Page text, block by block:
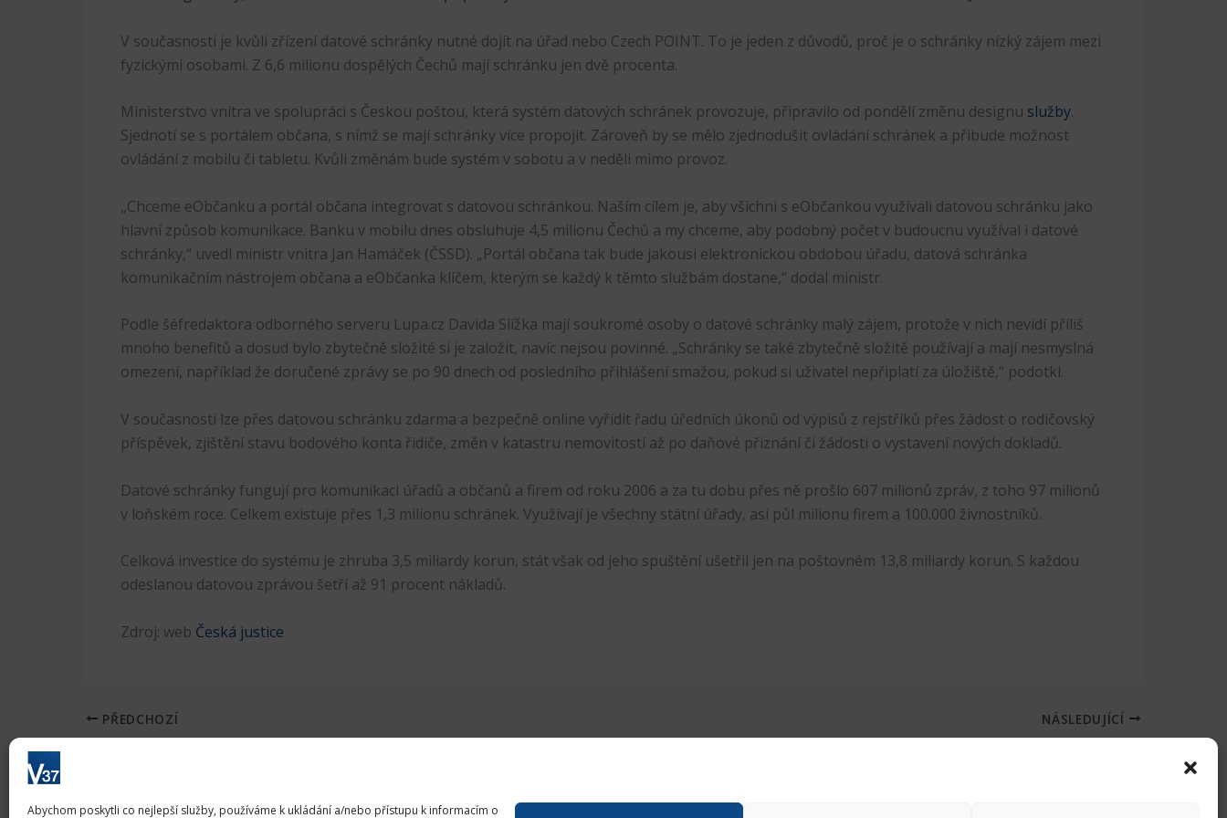
Abychom poskytli co nejlepší služby, používáme k ukládání a/nebo přístupu k informacím o
V současnosti je kvůli zřízení datové schránky nutné dojít na úřad nebo Czech POINT. To je jeden z důvodů, proč je o schránky nízký zájem mezi
fyzickými osobami. Z 6,6 milionu dospělých Čechů mají schránku jen dvě procenta.
Ministerstvo vnitra ve spolupráci s Českou poštou, která systém datových schránek provozuje, připravilo od pondělí změnu designu služby.
Sjednotí se s portálem občana, s nímž se mají schránky více propojit. Zároveň by se mělo zjednodušit ovládání schránek a přibude možnost
ovládání z mobilu či tabletu. Kvůli změnám bude systém v sobotu a v neděli mimo provoz.
„Chceme eObčanku a portál občana integrovat s datovou schránkou. Naším cílem je, aby všichni s eObčankou využívali datovou schránku jako
hlavní způsob komunikace. Banku v mobilu dnes obsluhuje 4,5 milionu Čechů a my chceme, aby podobný počet v budoucnu využíval i datové
schránky,“ uvedl ministr vnitra Jan Hamáček (ČSSD). „Portál občana tak bude jakousi elektronickou obdobou úřadu, datová schránka
komunikačním nástrojem občana a eObčanka klíčem, kterým se každý k těmto službám dostane,“ dodal ministr.
Podle šéfredaktora odborného serveru Lupa.cz Davida Slížka mají soukromé osoby o datové schránky malý zájem, protože v nich nevidí příliš
mnoho benefitů a dosud bylo zbytečně složité si je založit, navíc nejsou povinné. „Schránky se také zbytečně složitě používají a mají nesmyslná
omezení, například že doručené zprávy se po 90 dnech od posledního přihlášení smažou, pokud si uživatel nepřiplatí za úložiště,“ podotkl.
V současnosti lze přes datovou schránku zdarma a bezpečně online vyřídit řadu úředních úkonů od výpisů z rejstříků přes žádost o rodičovský
příspěvek, zjištění stavu bodového konta řidiče, změn v katastru nemovitostí až po daňové přiznání či žádosti o vystavení nových dokladů.
Datové schránky fungují pro komunikaci úřadů a občanů a firem od roku 2006 a za tu dobu přes ně prošlo 607 milionů zpráv, z toho 97 milionů
v loňském roce. Celkem existuje přes 1,3 milionu schránek. Využívají je všechny státní úřady, asi půl milionu firem a 100.000 živnostníků.
Celková investice do systému je zhruba 3,5 miliardy korun, stát však od jeho spuštění ušetřil jen na poštovném 13,8 miliardy korun. S každou
odeslanou datovou zprávou šetří až 91 procent nákladů.
Zdroj: web Česká justice
PŘEDCHOZÍ NÁSLEDUJÍCÍ